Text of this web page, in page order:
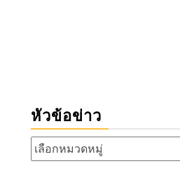
หัวข้อข่าว
หัวข้อ
ข่าว